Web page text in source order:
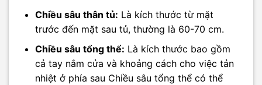
Chiều sâu thân tủ: Là kích thước từ mặt
trước đến mặt sau tủ, thường là 60-70 cm.
Chiều sâu tổng thể: Là kích thước bao gồm
cả tay nắm cửa và khoảng cách cho việc tản
nhiệt ở phía sau Chiều sâu tổng thể có thể